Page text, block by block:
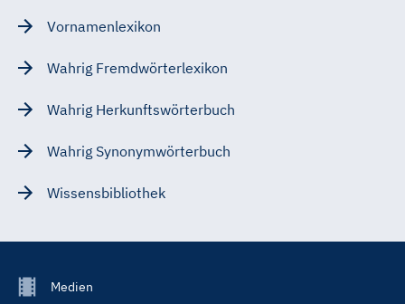
Vornamenlexikon
Wahrig Fremdwörterlexikon
Wahrig Herkunftswörterbuch
Wahrig Synonymwörterbuch
Wissensbibliothek
FooterMedien